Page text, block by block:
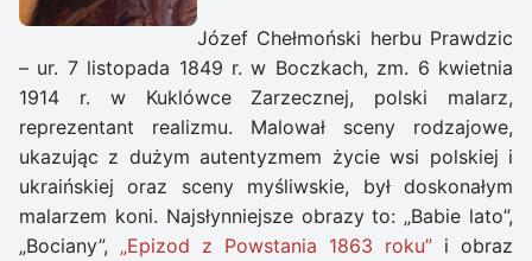
Józef Chełmoński herbu Prawdzic
– ur. 7 listopada 1849 r. w Boczkach, zm. 6 kwietnia
1914 r. w Kuklówce Zarzecznej, polski malarz,
reprezentant realizmu. Malował sceny rodzajowe,
ukazując z dużym autentyzmem życie wsi polskiej i
ukraińskiej oraz sceny myśliwskie, był doskonałym
malarzem koni. Najsłynniejsze obrazy to: „Babie lato”,
„Bociany”, „Epizod z Powstania 1863 roku” i obraz